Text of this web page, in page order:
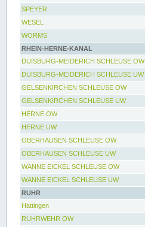
SPEYER
WESEL
WORMS
RHEIN-HERNE-KANAL
DUISBURG-MEIDERICH SCHLEUSE OW
DUISBURG-MEIDERICH SCHLEUSE UW
GELSENKIRCHEN SCHLEUSE OW
GELSENKIRCHEN SCHLEUSE UW
HERNE OW
HERNE UW
OBERHAUSEN SCHLEUSE OW
OBERHAUSEN SCHLEUSE UW
WANNE EICKEL SCHLEUSE OW
WANNE EICKEL SCHLEUSE UW
RUHR
Hattingen
RUHRWEHR OW